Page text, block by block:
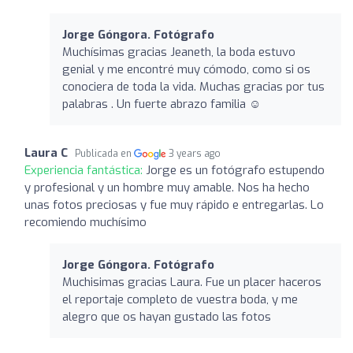
Jorge Góngora. Fotógrafo
Muchísimas gracias Jeaneth, la boda estuvo
genial y me encontré muy cómodo, como si os
conociera de toda la vida. Muchas gracias por tus
palabras . Un fuerte abrazo familia ☺️
Laura C Publicada en 3 years ago
Experiencia fantástica: Jorge es un fotógrafo estupendo
y profesional y un hombre muy amable. Nos ha hecho
unas fotos preciosas y fue muy rápido e entregarlas. Lo
recomiendo muchísimo
Jorge Góngora. Fotógrafo
Muchisimas gracias Laura. Fue un placer haceros
el reportaje completo de vuestra boda, y me
alegro que os hayan gustado las fotos